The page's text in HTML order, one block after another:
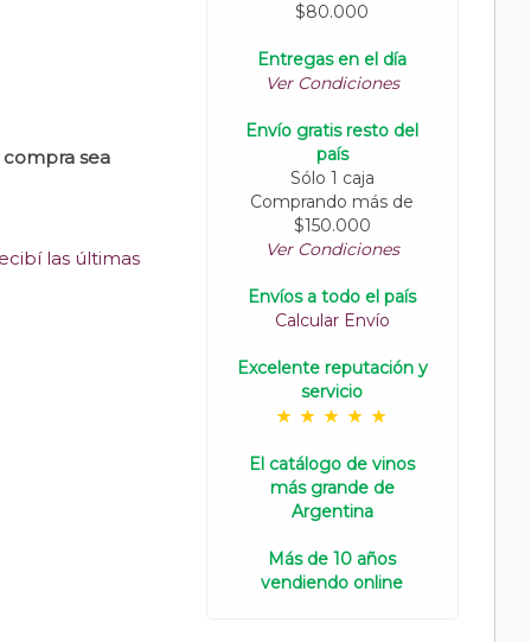
sea
las últimas
$80.000
Entregas en el día
Ver Condiciones
Envío gratis resto del
país
Sólo 1 caja
Comprando más de
$150.000
Ver Condiciones
Envíos a todo el país
Calcular Envío
Excelente reputación y
servicio
El catálogo de vinos
más grande de
Argentina
Más de 10 años
vendiendo online